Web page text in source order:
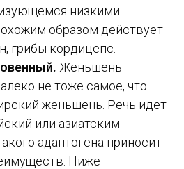
низкими
образом действует
грибы кордицепс.
Женьшень
не тоже самое, что
женьшень. Речь идет
или азиатским
адаптогена приносит
Ниже